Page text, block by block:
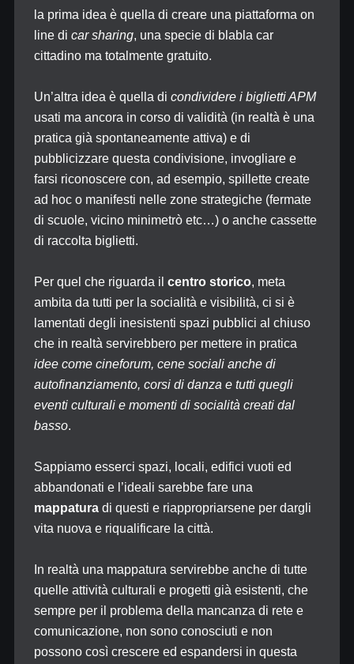
la prima idea è quella di creare una piattaforma on
line di car sharing, una specie di blabla car
cittadino ma totalmente gratuito.
Un’altra idea è quella di condividere i biglietti APM
usati ma ancora in corso di validità (in realtà è una
pratica già spontaneamente attiva) e di
pubblicizzare questa condivisione, invogliare e
farsi riconoscere con, ad esempio, spillette create
ad hoc o manifesti nelle zone strategiche (fermate
di scuole, vicino minimetrò etc…) o anche cassette
di raccolta biglietti.
Per quel che riguarda il centro storico, meta
ambita da tutti per la socialità e visibilità, ci si è
lamentati degli inesistenti spazi pubblici al chiuso
che in realtà servirebbero per mettere in pratica
idee come cineforum, cene sociali anche di
autofinanziamento, corsi di danza e tutti quegli
eventi culturali e momenti di socialità creati dal
basso.
Sappiamo esserci spazi, locali, edifici vuoti ed
abbandonati e l’ideali sarebbe fare una
mappaturadi questi e riappropriarsene per dargli
vita nuova e riqualificare la città.
In realtà una mappatura servirebbe anche di tutte
quelle attività culturali e progetti già esistenti, che
sempre per il problema della mancanza di rete e
comunicazione, non sono conosciuti e non
possono così crescere ed espandersi in questa